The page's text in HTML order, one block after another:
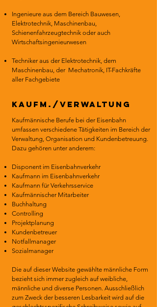
Ingenieure aus dem Bereich Bauwesen,
Elektrotechnik, Maschinenbau,
Schienenfahrzeugtechnik oder auch
Wirtschaftsingenieurwesen
Techniker aus der Elektrotechnik, dem
Maschinenbau, der Mechatronik, IT-Fachkräfte
aller Fachgebiete
Kaufm./Verwaltung
Kaufmännische Berufe bei der Eisenbahn
umfassen verschiedene Tätigkeiten im Bereich der
Verwaltung, Organisation und Kundenbetreuung.
Dazu gehören unter anderem:​
Disponent im Eisenbahnverkehr
Kaufmann im Eisenbahnverkehr
Kaufmann für Verkehrsservice
Kaufmännischer Mitarbeiter
Buchhaltung
Controlling
Projektplanung
Kundenbetreuer
Notfallmanager
Sozialmanager
Die auf dieser Website gewählte männliche Form
bezieht sich immer zugleich auf weibliche,
männliche und diverse Personen. Ausschließlich
zum Zweck der besseren Lesbarkeit wird auf die